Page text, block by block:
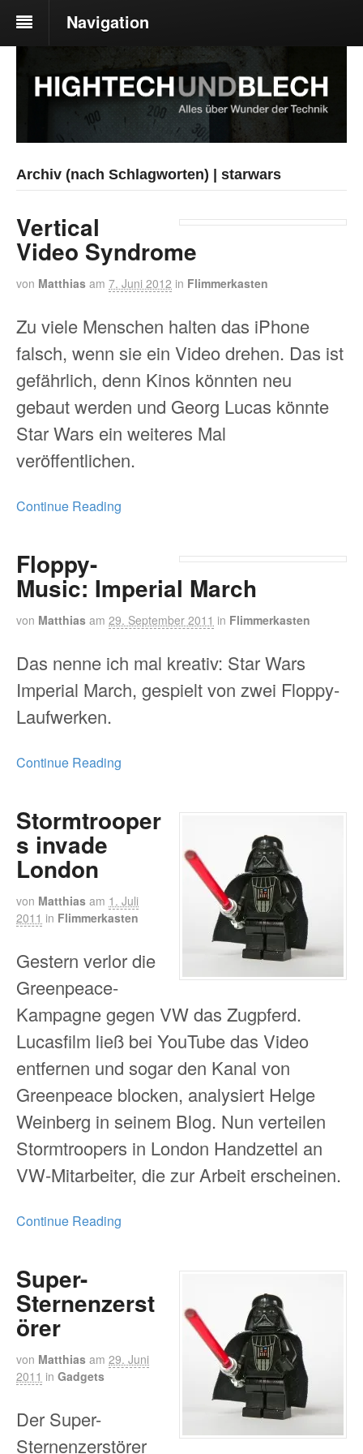
Navigation
Archiv (nach Schlagworten) | starwars
Vertical
Video Syndrome
von Matthias am 7. Juni 2012 in Flimmerkasten
Zu viele Menschen halten das iPhone
falsch, wenn sie ein Video drehen. Das ist
gefährlich, denn Kinos könnten neu
gebaut werden und Georg Lucas könnte
Star Wars ein weiteres Mal
veröffentlichen.
Continue Reading
Floppy-
Music: Imperial March
von Matthias am 29. September 2011 in Flimmerkasten
Das nenne ich mal kreativ: Star Wars
Imperial March, gespielt von zwei Floppy-
Laufwerken.
Continue Reading
Stormtrooper
s invade
London
von Matthias am 1. Juli
2011 in Flimmerkasten
Gestern verlor die
Greenpeace-
Kampagne gegen VW das Zugpferd.
Lucasfilm ließ bei YouTube das Video
entfernen und sogar den Kanal von
Greenpeace blocken, analysiert Helge
Weinberg in seinem Blog. Nun verteilen
Stormtroopers in London Handzettel an
VW-Mitarbeiter, die zur Arbeit erscheinen.
Continue Reading
Super-
Sternenzerst
örer
von Matthias am 29. Juni
2011 in Gadgets
Der Super-
Sternenzerstörer